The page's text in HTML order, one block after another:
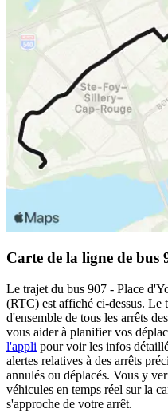
Carte de la ligne de bus
Le trajet du bus 907 - Place
(RTC) est affiché ci-dessus. Le
d'ensemble de tous les arrêts
vous aider à planifier vos
l'appli pour voir les infos
alertes relatives à des arrêts
annulés ou déplacés. Vous y
véhicules en temps réel sur la
s'approche de votre arrêt.